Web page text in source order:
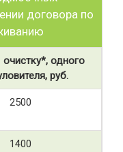
договора по
очистку*, одного
руб.
2500
1400